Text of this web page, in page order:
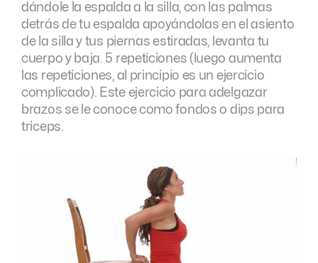
dándole la espalda a la silla, con las palmas
detrás de tu espalda apoyándolas en el asiento
de la silla y tus piernas estiradas, levanta tu
cuerpo y baja. 5 repeticiones (luego aumenta
las repeticiones, al principio es un ejercicio
complicado). Este ejercicio para adelgazar
brazos se le conoce como fondos o dips para
triceps.